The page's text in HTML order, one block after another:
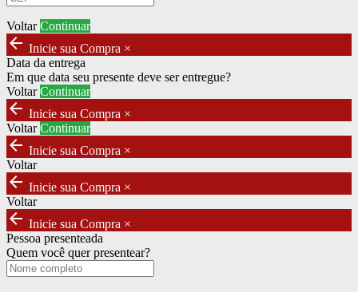
Voltar Continuar
arrow_back Inicie sua Compra ×
Data da entrega
Em que data seu presente deve ser entregue?
Voltar Continuar
arrow_back Inicie sua Compra ×
Voltar Continuar
arrow_back Inicie sua Compra ×
Voltar
arrow_back Inicie sua Compra ×
Voltar
arrow_back Inicie sua Compra ×
Pessoa presenteada
Quem você quer presentear?